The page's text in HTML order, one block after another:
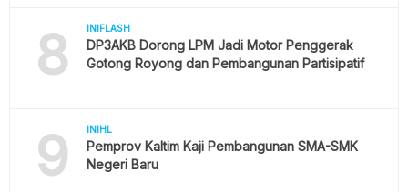
8 INIFLASH
DP3AKB Dorong LPM Jadi Motor Penggerak
Gotong Royong dan Pembangunan Partisipatif
9 INIHL
Pemprov Kaltim Kaji Pembangunan SMA-SMK
Negeri Baru